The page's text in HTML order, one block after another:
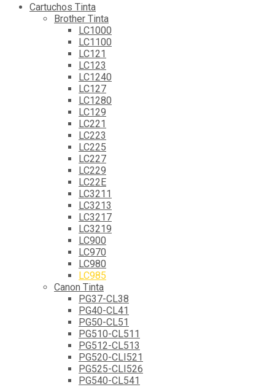
Cartuchos Tinta
Brother Tinta
LC1000
LC1100
LC121
LC123
LC1240
LC127
LC1280
LC129
LC221
LC223
LC225
LC227
LC229
LC22E
LC3211
LC3213
LC3217
LC3219
LC900
LC970
LC980
LC985
Canon Tinta
PG37-CL38
PG40-CL41
PG50-CL51
PG510-CL511
PG512-CL513
PG520-CLI521
PG525-CLI526
PG540-CL541